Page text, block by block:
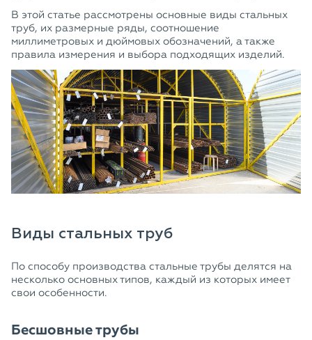
В этой статье рассмотрены основные виды стальных
труб, их размерные ряды, соотношение
миллиметровых и дюймовых обозначений, а также
правила измерения и выбора подходящих изделий.
Виды стальных труб
По способу производства стальные трубы делятся на
несколько основных типов, каждый из которых имеет
свои особенности.
Бесшовные трубы